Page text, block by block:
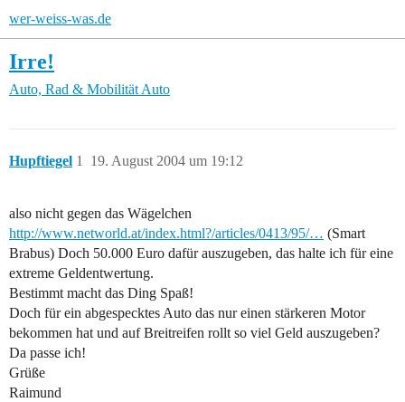
wer-weiss-was.de
Irre!
Auto, Rad & Mobilität Auto
Hupftiegel 19. August 2004 um 19:12
1
also nicht gegen das Wägelchen
http://www.networld.at/index.html?/articles/0413/95/… (Smart
Brabus) Doch 50.000 Euro dafür auszugeben, das halte ich für eine
extreme Geldentwertung.
Bestimmt macht das Ding Spaß!
Doch für ein abgespecktes Auto das nur einen stärkeren Motor
bekommen hat und auf Breitreifen rollt so viel Geld auszugeben?
Da passe ich!
Grüße
Raimund